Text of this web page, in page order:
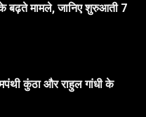
मामले, जानिए शुरुआती 7
कुंठा और राहुल गांधी के